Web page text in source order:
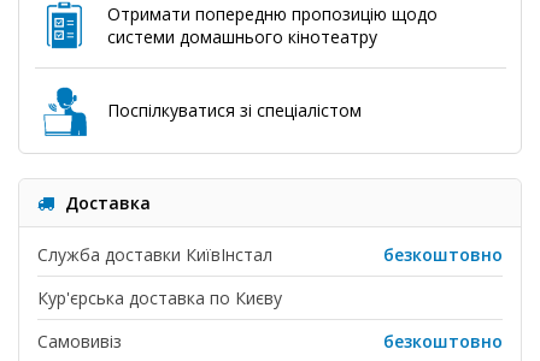
Отримати попередню пропозицію щодо
системи домашнього кінотеатру
Поспілкуватися зі спеціалістом
Доставка
Служба доставки КиївІнстал
безкоштовно
Кур'єрська доставка по Києву
Самовивіз
безкоштовно